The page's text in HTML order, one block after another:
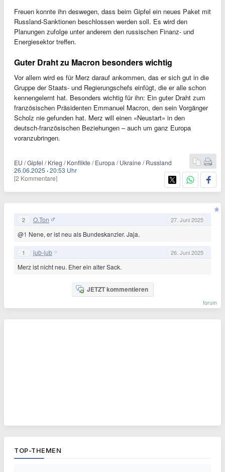
Freuen konnte ihn deswegen, dass beim Gipfel ein neues Paket mit
Russland-Sanktionen beschlossen werden soll. Es wird den
Planungen zufolge unter anderem den russischen Finanz- und
Energiesektor treffen.
Guter Draht zu Macron besonders wichtig
Vor allem wird es für Merz darauf ankommen, das er sich gut in die
Gruppe der Staats- und Regierungschefs einfügt, die er alle schon
kennengelernt hat. Besonders wichtig für ihn: Ein guter Draht zum
französischen Präsidenten Emmanuel Macron, den sein Vorgänger
Scholz nie gefunden hat. Merz will einen «Neustart» in den
deutsch-französischen Beziehungen – auch um ganz Europa
voranzubringen.
EU / Gipfel / Krieg / Konflikte / Europa / Ukraine / Russland
26.06.2025 ·20:53 Uhr
[2 Kommentare]
2 O.Ton 27. Juni 2025
@1 Nene, er ist neu als Bundeskanzler. Jaja.
1 jub-jub 26. Juni 2025
Merz ist nicht neu. Eher ein alter Sack.
JETZT kommentieren
forum
TOP-THEMEN